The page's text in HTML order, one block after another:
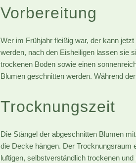
Vorbereitung
Wer im Frühjahr fleißig war, der kann
werden, nach den Eisheiligen lassen sie
trockenen Boden sowie einen
Blumen geschnitten werden. Während
Trocknungszeit
Die Stängel der abgeschnitten Blumen
die Decke hängen. Der Trocknungsraum
luftigen, selbstverständlich trockenen